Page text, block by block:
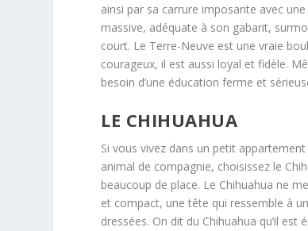
ainsi par sa carrure imposante avec
massive, adéquate à son gabarit,
court. Le Terre-Neuve est une vraie
courageux, il est aussi loyal et fidèle.
besoin d’une éducation ferme et
LE CHIHUAHUA
Si vous vivez dans un petit
animal de compagnie, choisissez le
beaucoup de place. Le Chihuahua ne
et compact, une tête qui ressemble à
dressées. On dit du Chihuahua qu’il